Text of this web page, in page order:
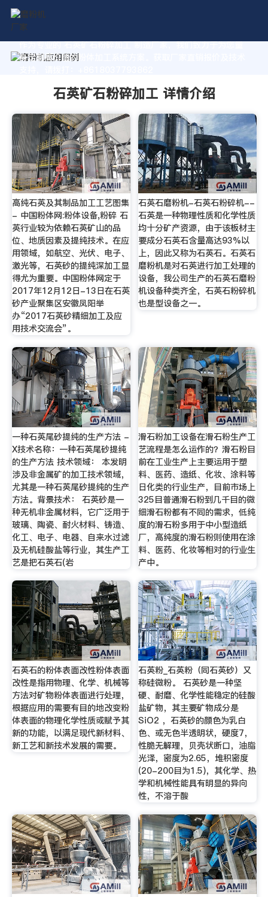
作为专业的 石英矿石粉碎加工 制造厂家，我们致力于为您量
身定制高价值的粉体加工系统方案。获取厂家直销报价及技术
石英矿石粉碎加工 详情介绍
高纯石英及其制品加工工艺图集
- 中国粉体网:粉体设备,粉碎 石
英行业较为依赖石英矿山的品
位、地质因素及提纯技术。在应
用领域，如航空、光伏、电子、
激光等，石英砂的提纯深加工显
得尤为重要。中国粉体网定于
2017年12月12日-13日在石英
砂产业聚集区安徽凤阳举
办“2017石英砂精细加工及应
用技术交流会”。
石英石磨粉机-石英石粉碎机--
石英是一种物理性质和化学性质
均十分矿产资源，由于该板材主
要成分石英石含量高达93%以
上，因此又称为石英石。石英石
磨粉机是对石英进行加工处理的
设备，我公司生产的石英石磨粉
机设备种类齐全，石英石粉碎机
也是型设备之一。
一种石英尾砂提纯的生产方法 -
X技术名称：一种石英尾砂提纯
的生产方法 技术领域： 本发明
涉及非金属矿的加工技术领域，
尤其是一种石英尾砂提纯的生产
方法。背景技术： 石英砂是一
种无机非金属材料，它广泛用于
玻璃、陶瓷、耐火材料、铸造、
化工、电子、电器、自来水过滤
及无机硅酸盐等行业，其生产工
艺是把石英石(岩
滑石粉加工设备在滑石粉生产工
艺流程是怎么运作的？滑石粉目
前在工业生产上主要运用于塑
料、医药、造纸、化妆、涂料等
日化类的行业生产，目前市场上
325目普通滑石粉到几千目的微
细滑石粉都有不同的需求，低纯
度的滑石粉多用于中小型造纸
厂，高纯度的滑石粉则使用在涂
料、医药、化妆等相对的行业生
产中。
石英石的粉体表面改性粉体表面
改性是指用物理、化学、机械等
方法对矿物粉体表面进行处理，
根据应用的需要有目的地改变粉
体表面的物理化学性质或赋予其
新的功能，以满足现代新材料、
新工艺和新技术发展的需要。
石英粉_石英粉（同石英砂）又
称硅微粉。 石英砂是一种坚
硬、耐磨、化学性能稳定的硅酸
盐矿物，其主要矿物成分是
SiO2 ，石英砂的颜色为乳白
色、或无色半透明状，硬度7，
性脆无解理，贝壳状断口，油脂
光泽，密度为2.65，堆积密度
(20-200目为1.5)，其化学、热
学和机械性能具有明显的异向
性，不溶于酸